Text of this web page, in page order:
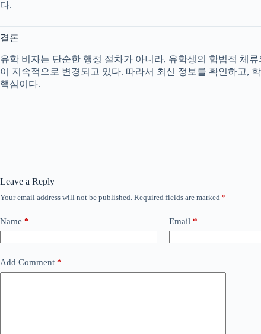
다.
결론
유학 비자는 단순한 행정 절차가 아니라, 유학생의 합법적 체
이 지속적으로 변경되고 있다. 따라서 최신 정보를 확인하고,
핵심이다.
Leave a Reply
Your email address will not be published. Required fields are marked *
Name * Email *
Add Comment *